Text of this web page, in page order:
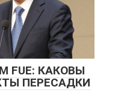
FUE: КАКОВЫ
ПЕРЕСАДКИ